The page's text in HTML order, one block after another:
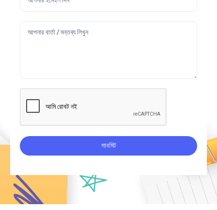
সাবমিট